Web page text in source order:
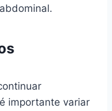
importante variar